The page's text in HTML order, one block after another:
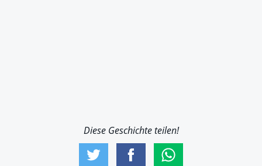
Diese Geschichte teilen!